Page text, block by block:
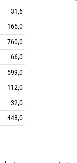
31,6
165,0
760,0
66,0
599,0
112,0
-32,0
448,0